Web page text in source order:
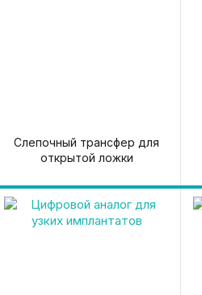
Слепочный трансфер для
открытой ложки